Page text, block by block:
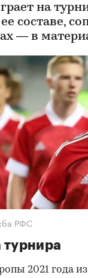
на
составе,
— в
РФС
турнира
2021 года